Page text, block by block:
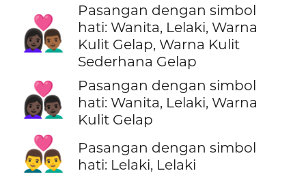
👩🏿‍❤️‍👨🏾
Pasangan dengan simbol
hati: Wanita, Lelaki, Warna
Kulit Gelap, Warna Kulit
Sederhana Gelap
👩🏿‍❤️‍👨🏿
Pasangan dengan simbol
hati: Wanita, Lelaki, Warna
Kulit Gelap
👨‍❤️‍👨
Pasangan dengan simbol
hati: Lelaki, Lelaki